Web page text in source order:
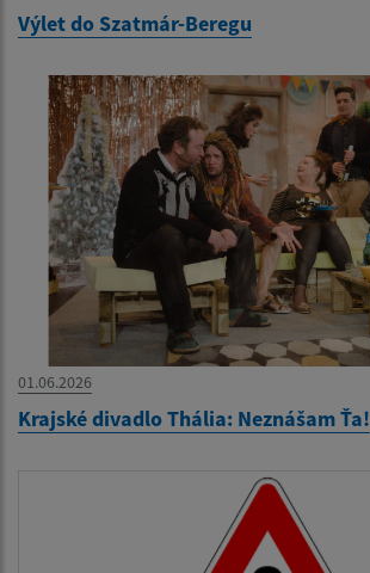
Výlet do Szatmár-Beregu
01.06.2026
Krajské divadlo Thália: Neznášam Ťa!